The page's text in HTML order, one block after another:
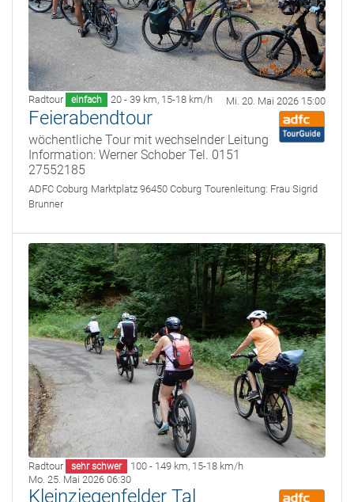
Radtour einfach 20 - 39 km, 15-18 km/h Mi. 20. Mai 2026 15:00
Feierabendtour
wöchentliche Tour mit wechselnder Leitung
Information: Werner Schober Tel. 0151
27552185
ADFC Coburg Marktplatz 96450 Coburg Tourenleitung: Frau Sigrid
Brunner
Radtour sehr schwer 100 - 149 km, 15-18 km/h
Mo. 25. Mai 2026 06:30
Kleinziegenfelder Tal